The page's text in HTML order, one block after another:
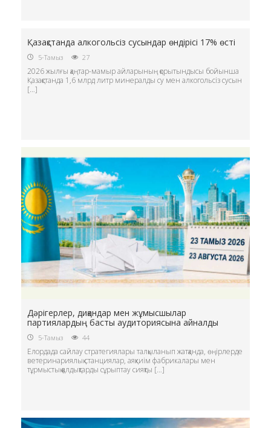
Қазақстанда алкогольсіз сусындар өндірісі 17% өсті
5-Тамыз 27
2026 жылғы қаңтар-мамыр айларының қорытындысы бойынша
Қазақстанда 1,6 млрд литр минералды су мен алкогольсіз сусын
[…]
Дәрігерлер, диқандар мен жұмысшылар
партиялардың басты аудиториясына айналды
5-Тамыз 44
Елордада сайлау стратегиялары талқыланып жатқанда, өңірлерде
ветеринариялық станциялар, аяқкиім фабрикалары мен
тұрмыстық қалдықтарды сұрыптау сияқты […]